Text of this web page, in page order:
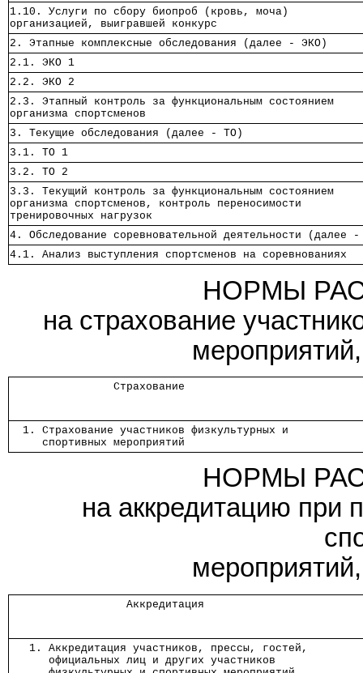
1.10. Услуги по сбору биопроб (кровь,
организацией, выигравшей
2. Этапные комплексные
2.1. ЭКО
2.2. ЭКО
2.3. Этапный контроль за функциональным
организма
3. Текущие обследования
3.1. ТО
3.2. ТО
3.3. Текущий контроль за функциональным
организма спортсменов, контроль
тренировочных
4. Обследование соревновательной
4.1. Анализ выступления спортсменов на
НОРМЫ
на страхование
                Страхование
  1. Страхование участников физкультурных и
     спортивных мероприятий
НОРМЫ
на аккредитацию при
                  Аккредитация
   1. Аккредитация участников, прессы, гостей,
      официальных лиц и других участников